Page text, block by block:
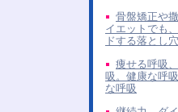
骨盤矯正や
イエットでも
ドする落とし穴
痩せる呼吸
吸。健康な呼
な呼吸